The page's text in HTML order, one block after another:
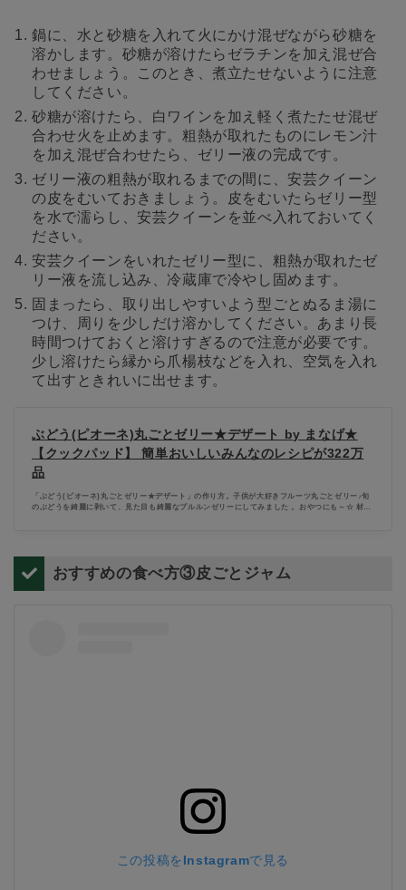
鍋に、水と砂糖を入れて火にかけ混ぜながら砂糖を
溶かします。砂糖が溶けたらゼラチンを加え混ぜ合
わせましょう。このとき、煮立たせないように注意
してください。
砂糖が溶けたら、白ワインを加え軽く煮たたせ混ぜ
合わせ火を止めます。粗熱が取れたものにレモン汁
を加え混ぜ合わせたら、ゼリー液の完成です。
ゼリー液の粗熱が取れるまでの間に、安芸クイーン
の皮をむいておきましょう。皮をむいたらゼリー型
を水で濡らし、安芸クイーンを並べ入れておいてく
ださい。
安芸クイーンをいれたゼリー型に、粗熱が取れたゼ
リー液を流し込み、冷蔵庫で冷やし固めます。
固まったら、取り出しやすいよう型ごとぬるま湯に
つけ、周りを少しだけ溶かしてください。あまり長
時間つけておくと溶けすぎるので注意が必要です。
少し溶けたら縁から爪楊枝などを入れ、空気を入れ
て出すときれいに出せます。
ぶどう(ピオーネ)丸ごとゼリー★デザート by まなげ★
【クックパッド】 簡単おいしいみんなのレシピが322万
品
「ぶどう(ピオーネ)丸ごとゼリー★デザート」の作り方。子供が大好きフルーツ丸ごとゼリー♪旬
のぶどうを綺麗に剥いて、見た目も綺麗なプルルンゼリーにしてみました 。おやつにも～☆ 材
おすすめの食べ方③皮ごとジャム
この投稿をInstagramで見る